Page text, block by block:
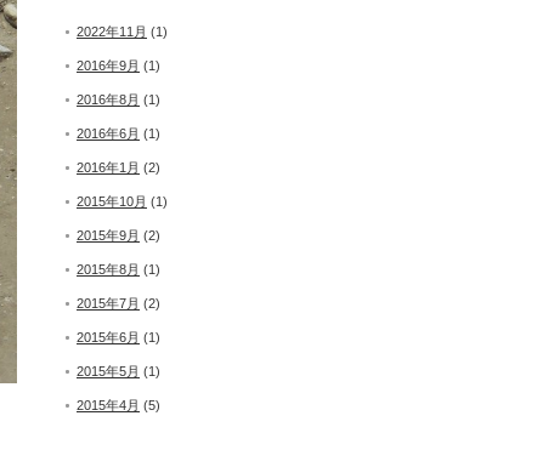
2022年11月 (1)
2016年9月 (1)
2016年8月 (1)
2016年6月 (1)
2016年1月 (2)
2015年10月 (1)
2015年9月 (2)
2015年8月 (1)
2015年7月 (2)
2015年6月 (1)
2015年5月 (1)
2015年4月 (5)